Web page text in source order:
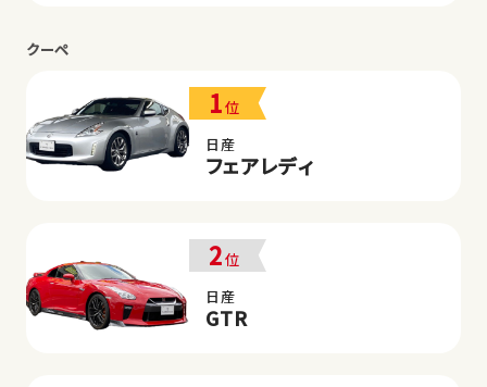
クーペ
1位
日産
フェアレディ
2位
日産
GTR